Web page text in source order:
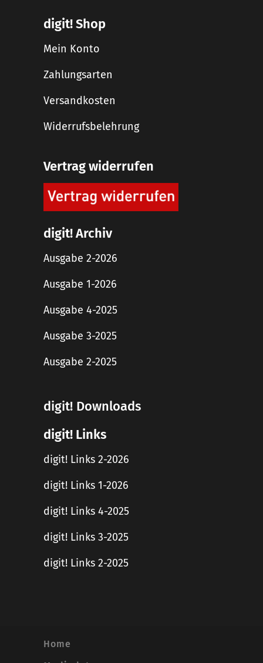
digit! Shop
Mein Konto
Zahlungsarten
Versandkosten
Widerrufsbelehrung
Vertrag widerrufen
digit! Archiv
Ausgabe 2-2026
Ausgabe 1-2026
Ausgabe 4-2025
Ausgabe 3-2025
Ausgabe 2-2025
digit! Downloads
digit! Links
digit! Links 2-2026
digit! Links 1-2026
digit! Links 4-2025
digit! Links 3-2025
digit! Links 2-2025
Home